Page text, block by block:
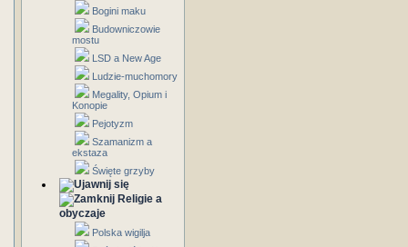
Bogini maku
Budowniczowie
mostu
LSD a New Age
Ludzie-muchomory
Megality, Opium i
Konopie
Pejotyzm
Szamanizm a
ekstaza
Święte grzyby
Religie a
obyczaje
Polska wigilja